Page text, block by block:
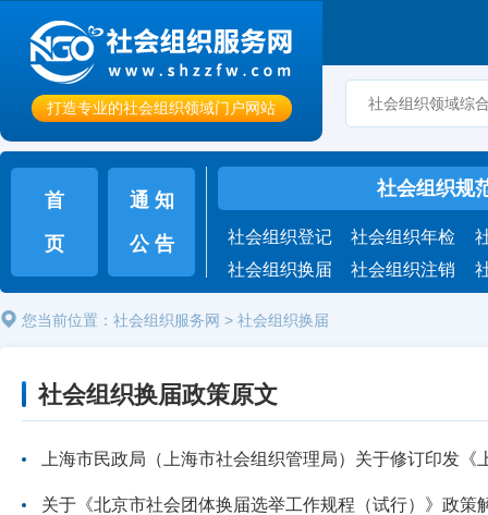
打造专业的社会组织领域门户网站
首
页
通 知
公 告
社会组织规
社会组织登记 社会组织年检
社会组织换届
社会组织注销
您当前位置： 社会组织服务网 > 社会组织换届
社会组织换届政策原文
上海市民政局（上海市社会组织管理局）关于修订印发《上海市社会团体换届
关于《北京市社会团体换届选举工作规程（试行）》政策